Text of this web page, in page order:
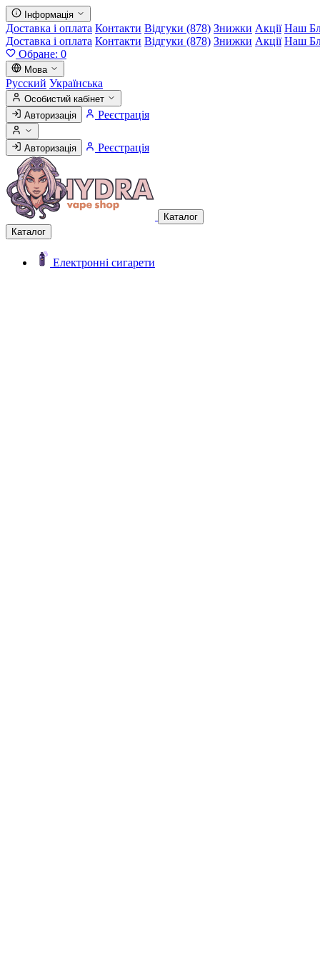
Інформація
Доставка і оплата Контакти Відгуки (878) Знижки Акції Наш
Доставка і оплата Контакти Відгуки (878) Знижки Акції Наш
Обране: 0
Мова
Русский Українська
Особистий кабінет
Авторизація
Реєстрація
Авторизація Реєстрація
Каталог
Каталог
Електронні сигарети